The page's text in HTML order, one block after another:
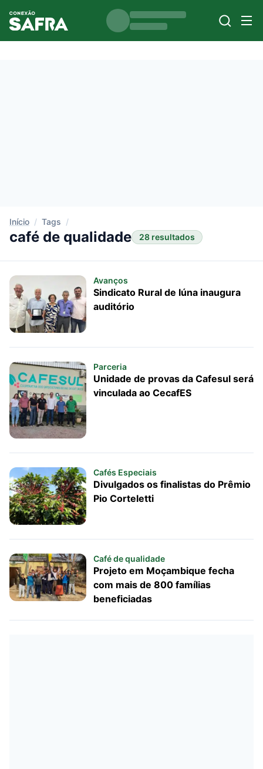
Início / Tags /
café de qualidade 28 resultados
Avanços
Sindicato Rural de Iúna inaugura
auditório
Parceria
Unidade de provas da Cafesul será
vinculada ao CecafES
Cafés Especiais
Divulgados os finalistas do Prêmio
Pio Corteletti
Café de qualidade
Projeto em Moçambique fecha
com mais de 800 famílias
beneficiadas